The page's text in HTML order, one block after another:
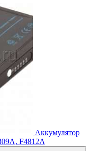
Аккумулятор
F4812A